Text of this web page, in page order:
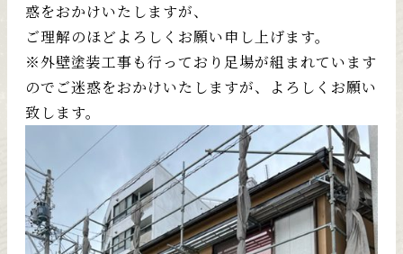
惑をおかけいたしますが、
ご理解のほどよろしくお願い申し上げます。
※外壁塗装工事も行っており足場が組まれています
のでご迷惑をおかけいたしますが、よろしくお願い
致します。